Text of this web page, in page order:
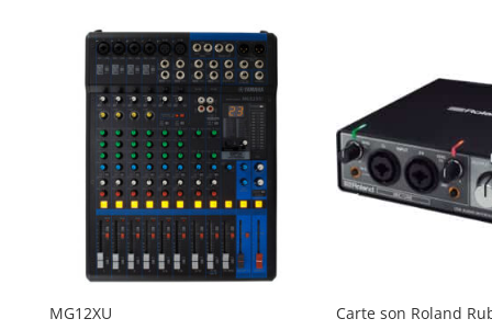
MG12XU
Carte son Roland